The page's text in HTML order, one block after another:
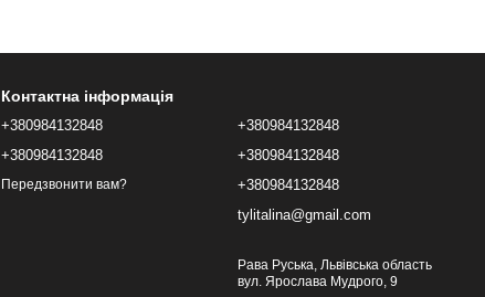
Контактна інформація
+380984132848
+380984132848
Передзвонити вам?
+380984132848
+380984132848
+380984132848
tylitalina@gmail.com
Рава Руська, Львівська область
вул. Ярослава Мудрого, 9